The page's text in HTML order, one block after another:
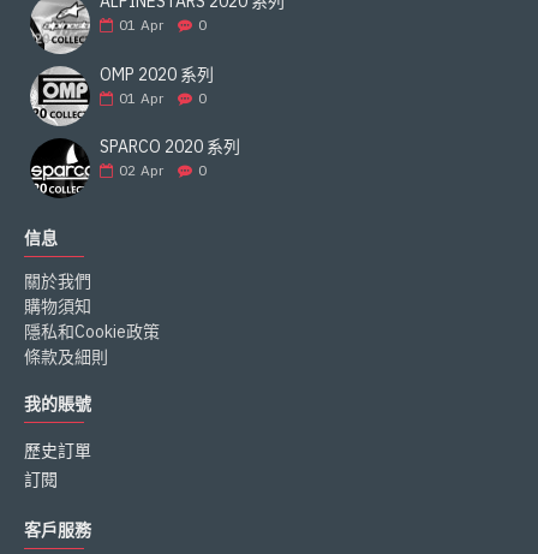
01 Apr 0
OMP 2020 系列
01 Apr 0
SPARCO 2020 系列
02 Apr 0
信息
關於我們
購物須知
隱私和Cookie政策
條款及細則
我的賬號
歷史訂單
訂閱
客戶服務